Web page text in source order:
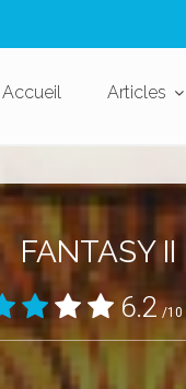
Accueil Articles
FANTASY II
6.2 /10